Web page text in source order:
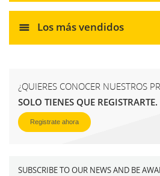
Los más vendidos
¿QUIERES CONOCER NUESTROS
SOLO TIENES QUE REGISTRARTE.
Registrate ahora
SUBSCRIBE TO OUR NEWS AND BE